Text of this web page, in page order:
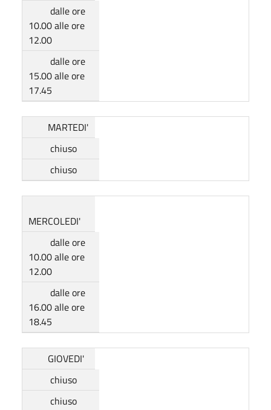
dalle ore
10.00 alle ore
12.00
dalle ore
15.00 alle ore
17.45
MARTEDI'
chiuso
chiuso
MERCOLEDI'
dalle ore
10.00 alle ore
12.00
dalle ore
16.00 alle ore
18.45
GIOVEDI'
chiuso
chiuso